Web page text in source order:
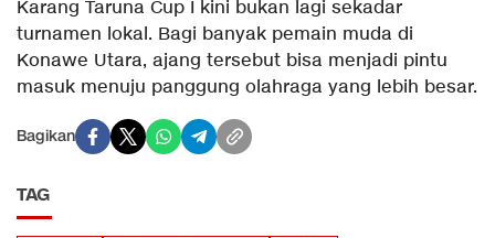
Karang Taruna Cup I kini bukan lagi sekadar
turnamen lokal. Bagi banyak pemain muda di
Konawe Utara, ajang tersebut bisa menjadi pintu
masuk menuju panggung olahraga yang lebih besar.
Bagikan
TAG